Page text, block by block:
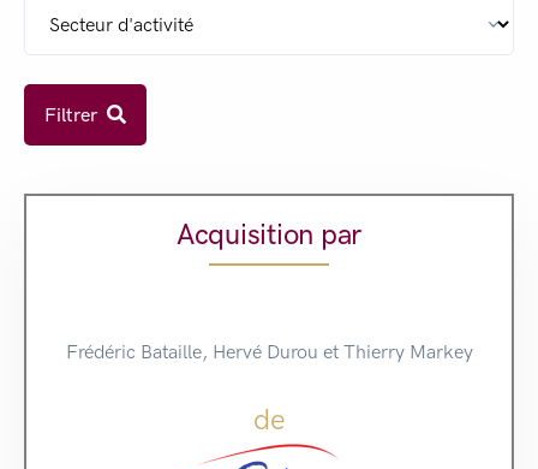
Filtrer
Acquisition par
Frédéric Bataille, Hervé Durou et Thierry Markey
de